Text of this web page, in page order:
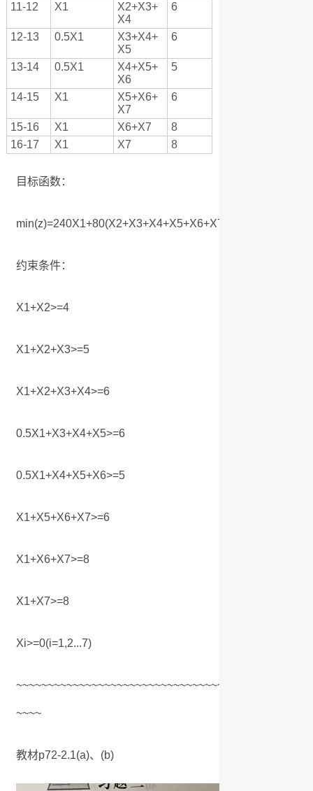
11-12
X1
X2+X3+
X4
6
12-13 0.5X1
X3+X4+
X5
6
13-14 0.5X1
X4+X5+
X6
5
14-15 X1
X5+X6+
X7
6
15-16 X1 X6+X7
8
16-17
X1 X7 8
目标函数：
min(z)=240X1+80(X2+X3+X4+X5+X6+X7)
约束条件：
X1+X2>=4
X1+X2+X3>=5
X1+X2+X3+X4>=6
0.5X1+X3+X4+X5>=6
0.5X1+X4+X5+X6>=5
X1+X5+X6+X7>=6
X1+X6+X7>=8
X1+X7>=8
Xi>=0(i=1,2...7)
~~~~
教材p72-2.1(a)、(b)